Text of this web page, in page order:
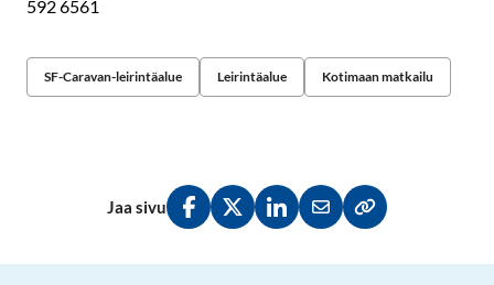
592 6561
SF-Caravan-leirintäalue Leirintäalue Kotimaan matkailu
Jaa sivu
Jaa Facebookissa
Jaa Twitterissä
Jaa LinkedInissä
Jaa sähköpostitse
Kopioi linkki